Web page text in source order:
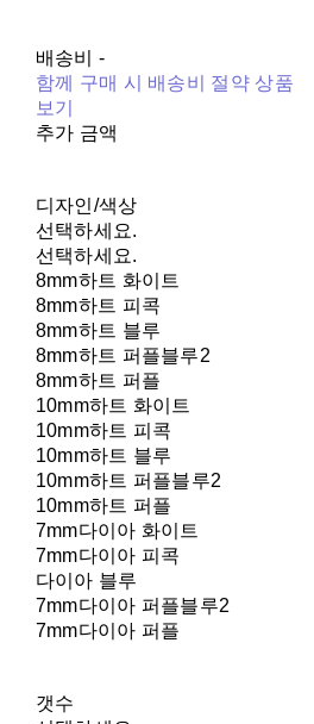
배송비 -
함께 구매 시 배송비 절약 상품
보기
추가 금액
디자인/색상
선택하세요.
선택하세요.
8mm하트 화이트
8mm하트 피콕
8mm하트 블루
8mm하트 퍼플블루2
8mm하트 퍼플
10mm하트 화이트
10mm하트 피콕
10mm하트 블루
10mm하트 퍼플블루2
10mm하트 퍼플
7mm다이아 화이트
7mm다이아 피콕
다이아 블루
7mm다이아 퍼플블루2
7mm다이아 퍼플
갯수